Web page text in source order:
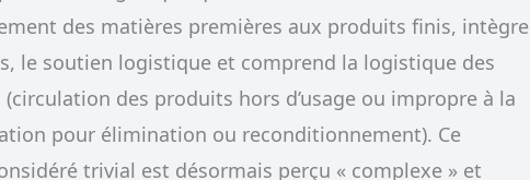
des matières premières aux produits finis, intègre
le soutien logistique et comprend la logistique des
des produits hors d’usage ou impropre à la
pour élimination ou reconditionnement). Ce
trivial est désormais perçu « complexe » et